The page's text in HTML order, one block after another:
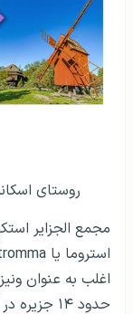
روستای
مجمع الجزایر
اغلب به عنوان
حدود ۱۴